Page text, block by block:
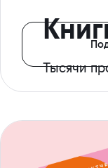
Тысячи
с